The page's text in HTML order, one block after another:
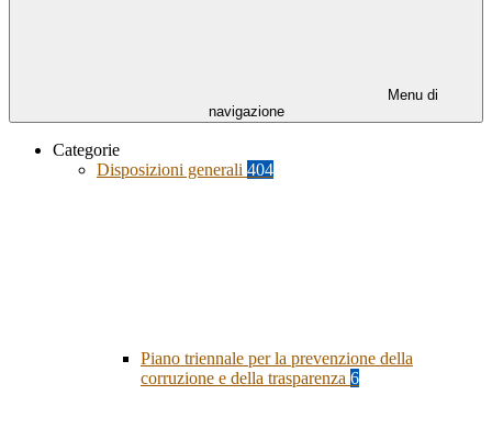
Menu di
navigazione
Categorie
Disposizioni generali 404
Piano triennale per la prevenzione della
corruzione e della trasparenza 6